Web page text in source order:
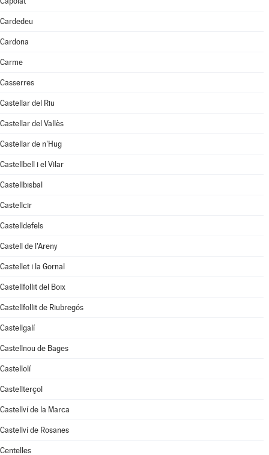
Cardedeu
Cardona
Carme
Casserres
Castellar del Riu
Castellar del Vallès
Castellar de n'Hug
Castellbell i el Vilar
Castellbisbal
Castellcir
Castelldefels
Castell de l'Areny
Castellet i la Gornal
Castellfollit del Boix
Castellfollit de Riubregós
Castellgalí
Castellnou de Bages
Castellolí
Castellterçol
Castellví de la Marca
Castellví de Rosanes
Centelles